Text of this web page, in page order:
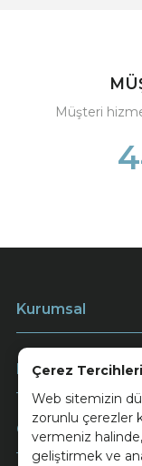
Çerez Tercihleri
Web sitemizin
zorunlu çerezler
vermeniz
geliştirmek ve
Müşteri
Kurumsal
Müşteri
Ödeme